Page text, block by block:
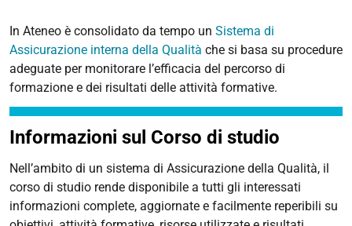
In Ateneo è consolidato da tempo un Sistema di
Assicurazione interna della Qualità che si basa su procedure
adeguate per monitorare l’efficacia del percorso di
formazione e dei risultati delle attività formative.
Informazioni sul Corso di studio
Nell’ambito di un sistema di Assicurazione della Qualità, il
corso di studio rende disponibile a tutti gli interessati
informazioni complete, aggiornate e facilmente reperibili su